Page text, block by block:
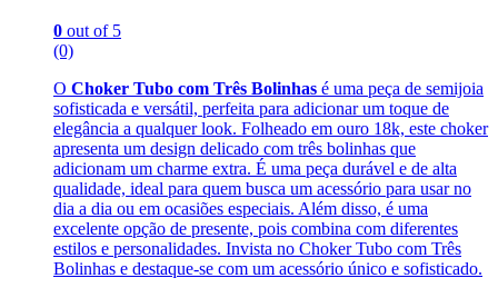
0 out of 5
(0)
O Choker Tubo com Três Bolinhas é uma peça de semijoia
sofisticada e versátil, perfeita para adicionar um toque de
elegância a qualquer look. Folheado em ouro 18k, este choker
apresenta um design delicado com três bolinhas que
adicionam um charme extra. É uma peça durável e de alta
qualidade, ideal para quem busca um acessório para usar no
dia a dia ou em ocasiões especiais. Além disso, é uma
excelente opção de presente, pois combina com diferentes
estilos e personalidades. Invista no Choker Tubo com Três
Bolinhas e destaque-se com um acessório único e sofisticado.